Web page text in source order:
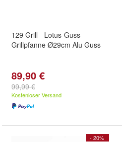
129 Grill - Lotus-Guss-
Grillpfanne Ø29cm Alu Guss
89,90 €
99,99 €
Kostenloser Versand
- 20%